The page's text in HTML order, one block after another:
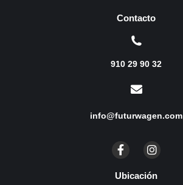
Contacto
910 29 90 32
info@futurwagen.com
Ubicación